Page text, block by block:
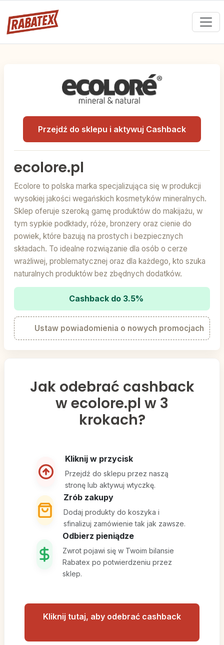
Przejdź do sklepu i aktywuj Cashback
ecolore.pl
Ecolore to polska marka specjalizująca się w produkcji
wysokiej jakości wegańskich kosmetyków mineralnych.
Sklep oferuje szeroką gamę produktów do makijażu, w
tym sypkie podkłady, róże, bronzery oraz cienie do
powiek, które bazują na prostych i bezpiecznych
składach. To idealne rozwiązanie dla osób o cerze
wrażliwej, problematycznej oraz dla każdego, kto szuka
naturalnych produktów bez zbędnych dodatków.
Cashback do 3.5%
Ustaw powiadomienia o nowych promocjach
Jak odebrać cashback
w ecolore.pl w 3
krokach?
Kliknij w przycisk
Przejdź do sklepu przez naszą
stronę lub aktywuj wtyczkę.
Zrób zakupy
Dodaj produkty do koszyka i
sfinalizuj zamówienie tak jak zawsze.
Odbierz pieniądze
Zwrot pojawi się w Twoim bilansie
Rabatex po potwierdzeniu przez
sklep.
Kliknij tutaj, aby odebrać cashback